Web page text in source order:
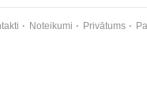
Noteikumi Privātums